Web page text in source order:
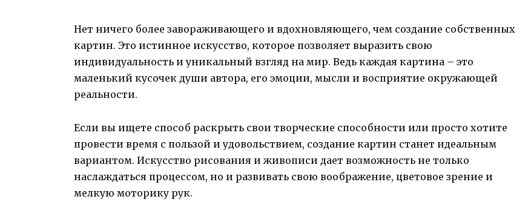
Нет ничего более завораживающего и вдохновляющего, чем создание собственных
картин. Это истинное искусство, которое позволяет выразить свою
индивидуальность и уникальный взгляд на мир. Ведь каждая картина – это
маленький кусочек души автора, его эмоции, мысли и восприятие окружающей
реальности.
Если вы ищете способ раскрыть свои творческие способности или просто хотите
провести время с пользой и удовольствием, создание картин станет идеальным
вариантом. Искусство рисования и живописи дает возможность не только
наслаждаться процессом, но и развивать свою воображение, цветовое зрение и
мелкую моторику рук.